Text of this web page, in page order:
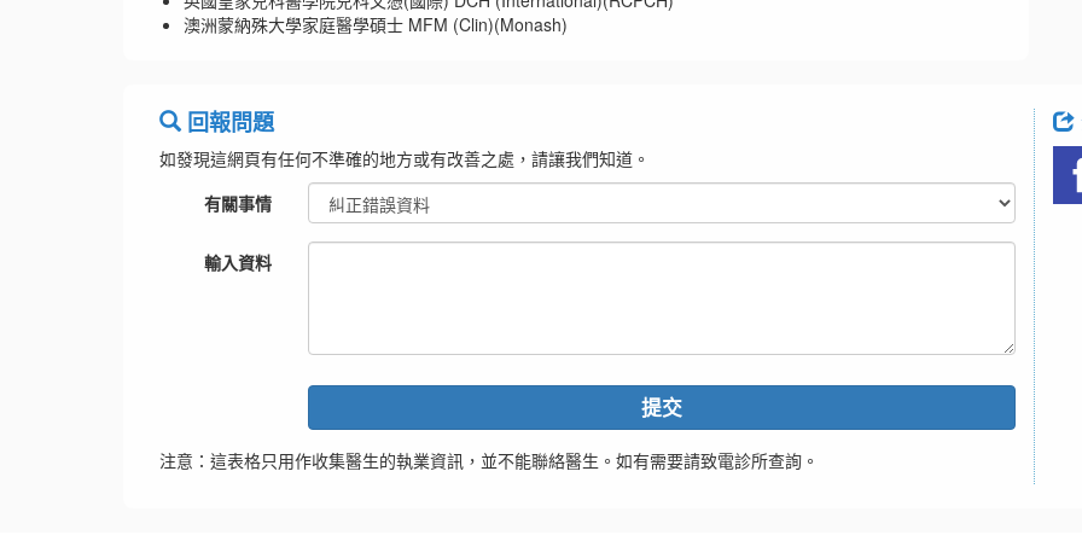
澳洲蒙納殊大學家庭醫學碩士 MFM (Clin)(Monash)
回報問題
如發現這網頁有任何不準確的地方或有改善之處，請讓我們知道。
有關事情
輸入資料
提交
注意：這表格只用作收集醫生的執業資訊，並不能聯絡醫生。如有需要請致電診所查詢。